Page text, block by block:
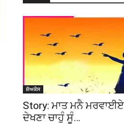
ਸ਼ੋਅਕੇਸ
Story: ਮਾਤ ਮਨੈ ਮਰਵਾਈਏ
ਦੇਖਣਾ ਚਾਹੁੰ ਸੂੰ…